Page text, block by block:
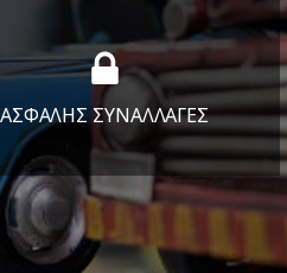
ΑΣΦΑΛΗΣ ΣΥΝΑΛΛΑΓΕΣ
την ασφάλεια
των συναλλαγών σας.